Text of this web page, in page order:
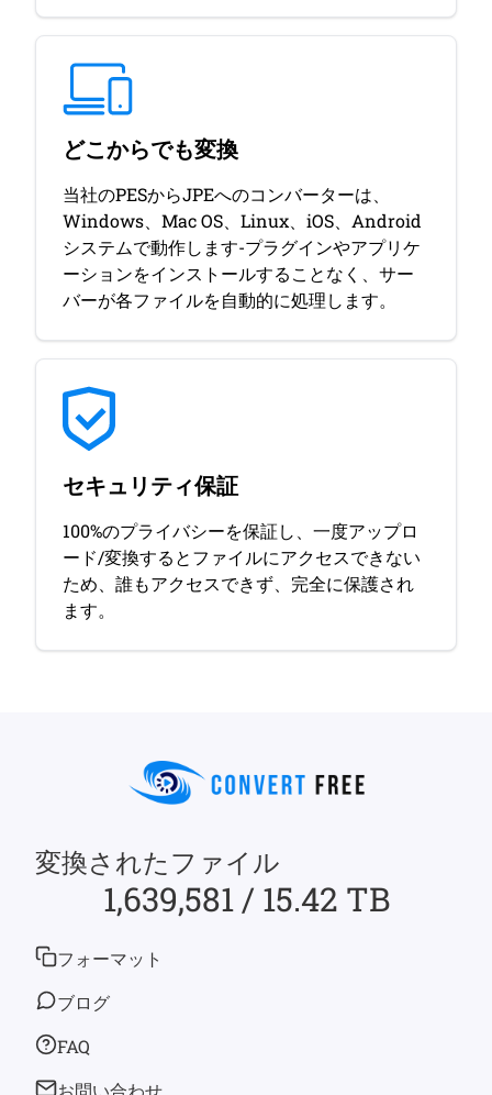
どこからでも変換
当社のPESからJPEへのコンバーターは、
Windows、Mac OS、Linux、iOS、Android
システムで動作します-プラグインやアプリケ
ーションをインストールすることなく、サー
バーが各ファイルを自動的に処理します。
セキュリティ保証
100%のプライバシーを保証し、一度アップロ
ード/変換するとファイルにアクセスできない
ため、誰もアクセスできず、完全に保護され
ます。
変換されたファイル
1,639,581 / 15.42 TB
フォーマット
ブログ
FAQ
お問い合わせ